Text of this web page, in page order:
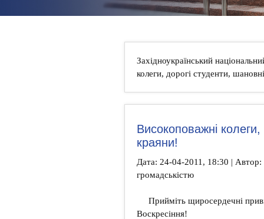
Західноукраїнський
колеги, дорогі студенти,
Високоповажні
краяни!
Дата: 24-04-2011, 18:30 | Автор:
громадськістю
Прийміть щиросердечні
Воскресіння!